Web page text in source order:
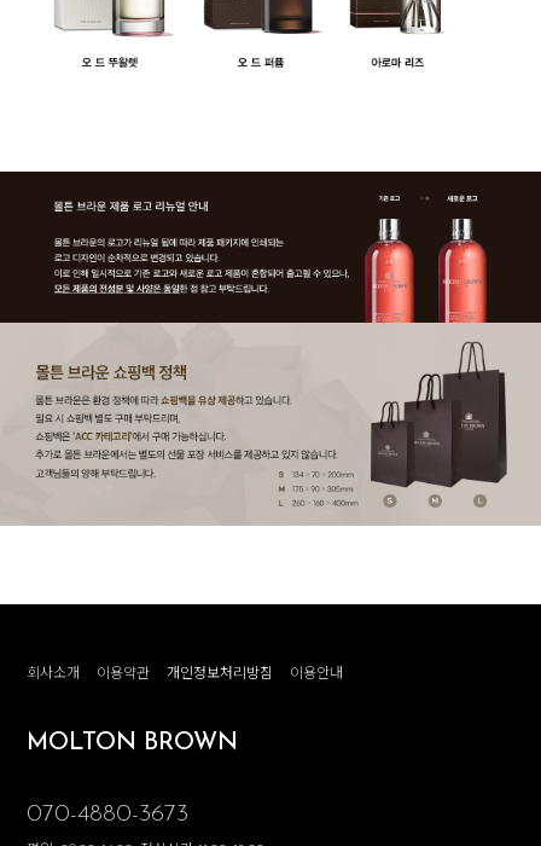
회사소개 이용약관 개인정보처리방침 이용안내
MOLTON BROWN
070-4880-3673